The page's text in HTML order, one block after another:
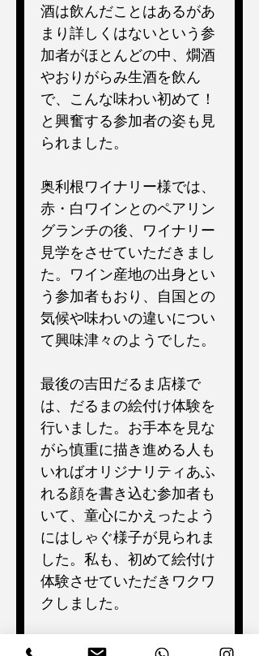
酒は飲んだことはあるがあ
まり詳しくはないという参
加者がほとんどの中、燗酒
やおりがらみ生酒を飲ん
で、こんな味わい初めて！
と興奮する参加者の姿も見
られました。
奥利根ワイナリー様では、
赤・白ワインとのペアリン
グランチの後、ワイナリー
見学をさせていただきまし
た。ワイン産地の出身とい
う参加者もおり、自国との
気候や味わいの違いについ
て興味津々のようでした。
最後の吉田だるま店様で
は、だるまの絵付け体験を
行いました。お手本を見な
がら慎重に描き進める人も
いればオリジナリティあふ
れる顔を書き込む参加者も
いて、童心にかえったよう
にはしゃぐ様子が見られま
した。私も、初めて絵付け
体験させていただきワクワ
クしました。
日本に何年も住んでいて